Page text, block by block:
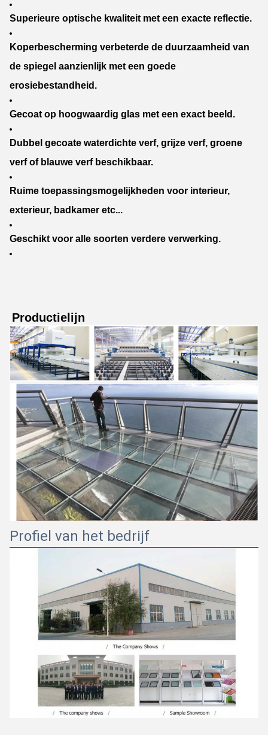
Superieure optische kwaliteit met een exacte reflectie.
Koperbescherming verbeterde de duurzaamheid van
de spiegel aanzienlijk met een goede
erosiebestandheid.
Gecoat op hoogwaardig glas met een exact beeld.
Dubbel gecoate waterdichte verf, grijze verf, groene
verf of blauwe verf beschikbaar.
Ruime toepassingsmogelijkheden voor interieur,
exterieur, badkamer etc...
Geschikt voor alle soorten verdere verwerking.
Productielijn
Profiel van het bedrijf